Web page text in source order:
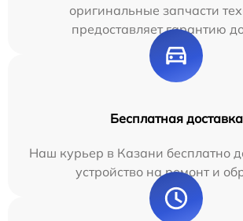
оригинальные запчасти
предоставляет гарантию
Бесплатная доставка
Наш курьер в Казани бесплатно
устройство на ремонт и